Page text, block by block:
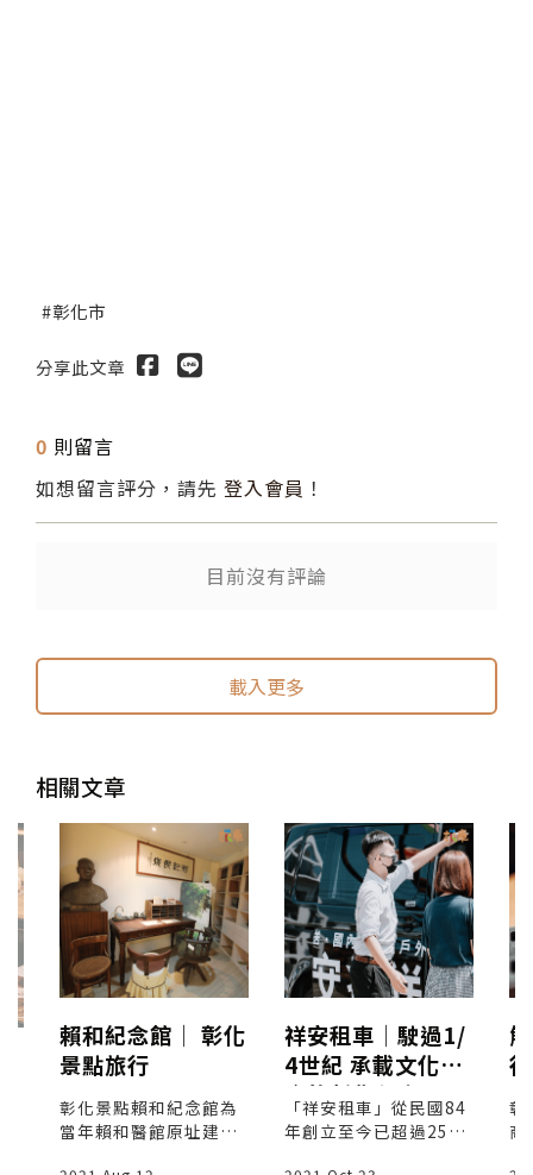
彰化市
分享此文章
0 則留言
如想留言評分，請先 登入會員 ！
目前沒有評論
載入更多
相關文章
賴和紀念館│ 彰化
景點旅行
彰化景點賴和紀念館為
當年賴和醫館原址建立
祥安租車│駛過1/
4世紀 承載文化使
命的彰化租車公司
「祥安租車」從民國84
年創立至今已超過25
彰
商